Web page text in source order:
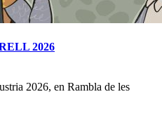
2026
2026, en Rambla de les